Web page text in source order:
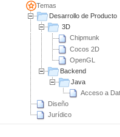
Temas
Desarrollo de Producto
3D
Chipmunk
Cocos 2D
OpenGL
Backend
Java
Acceso a
Diseño
Jurídico